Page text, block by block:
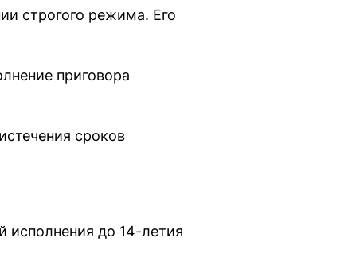
строгого режима. Его
приговора
сроков
исполнения до 14-летия